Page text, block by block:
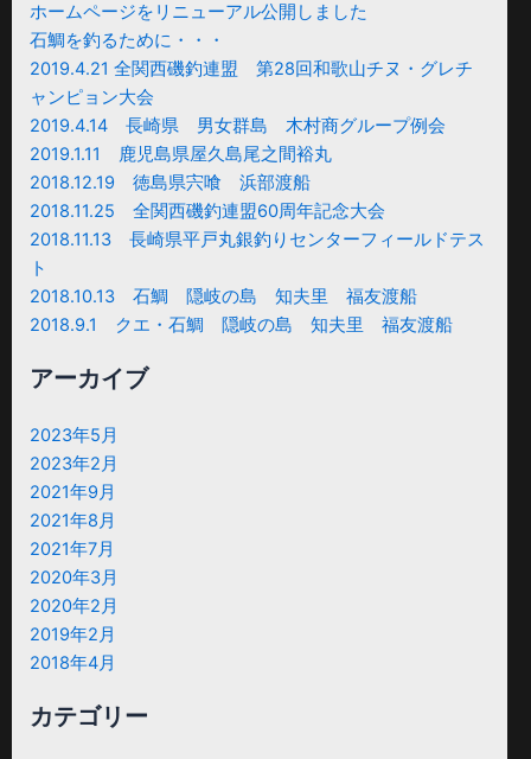
ホームページをリニューアル公開しました
石鯛を釣るために・・・
2019.4.21 全関西磯釣連盟 第28回和歌山チヌ・グレチ
ャンピョン大会
2019.4.14 長崎県 男女群島 木村商グループ例会
2019.1.11 鹿児島県屋久島尾之間裕丸
2018.12.19 徳島県宍喰 浜部渡船
2018.11.25 全関西磯釣連盟60周年記念大会
2018.11.13 長崎県平戸丸銀釣りセンターフィールドテス
ト
2018.10.13 石鯛 隠岐の島 知夫里 福友渡船
2018.9.1 クエ・石鯛 隠岐の島 知夫里 福友渡船
アーカイブ
2023年5月
2023年2月
2021年9月
2021年8月
2021年7月
2020年3月
2020年2月
2019年2月
2018年4月
カテゴリー